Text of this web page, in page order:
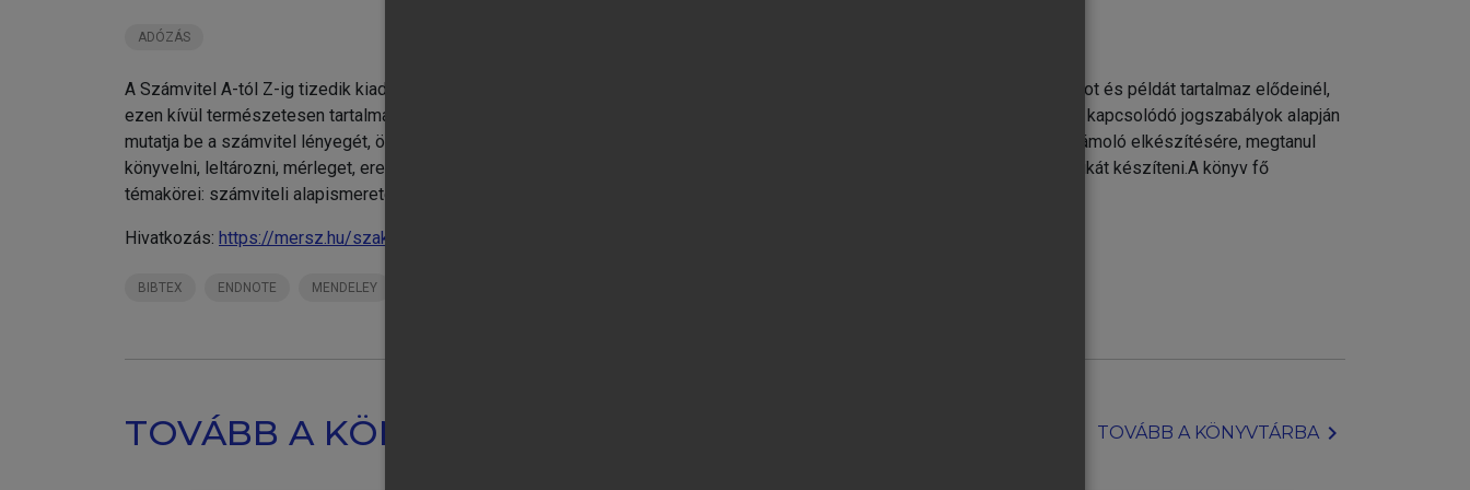
ADÓZÁS
A Számvitel A-tól Z-ig tizedik kiadását ügyfeleink visszajelzései alapján dolgoztuk át: még több és részletesebb magyarázatot és példát tartalmaz elődeinél,
ezen kívül természetesen tartalmazza a fontosabb jogszabályi hivatkozásokat is. A kiadvány a számviteli törvény és a hozzá kapcsolódó jogszabályok alapján
mutatja be a számvitel lényegét, összefüggéseit és alapvető tudnivalóit. Segítségével Ön önállóan képes lesz az éves beszámoló elkészítésére, megtanul
könyvelni, leltározni, mérleget, eredménykimutatást, szöveges értékeléseket, elemzéseket, számlarendet és számviteli politikát készíteni.A könyv fő
témakörei: számviteli alapismeretek, főkönyvi könyvelés, egyeztetések, éves beszámoló, számviteli szolgáltatások.
Hivatkozás: https://mersz.hu/szakacs-szamvitel-a-tol-z-ig//
BIBTEX ENDNOTE MENDELEY
TOVÁBB A KÖNYVTÁRBA TOVÁBB A KÖNYVTÁRBAchevron_right